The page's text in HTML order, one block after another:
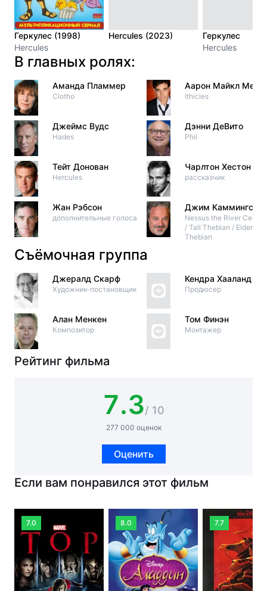
Геркулес (1998)
Hercules
Hercules (2023)
Геркулес
Hercules
В главных ролях:
Аманда Пламмер
Clotho
Джеймс Вудс
Hades
Тейт Донован
Hercules
Жан Рэбсон
дополнительные голоса
Аарон Майкл
Ithicles
Дэнни ДеВито
Phil
Чарлтон Хестон
рассказчик
Джим Каммингс
Nessus the River
/ Tall Thebian / Elderly
Thebian
Съёмочная группа
Джералд Скарф
Художник-постановщик
Алан Менкен
Композитор
Кендра Хааланд
Продюсер
Том Финэн
Монтажер
Рейтинг фильма
7.3/ 10
277 000 оценок
Оценить
Если вам понравился этот фильм
7.0 8.0 7.7